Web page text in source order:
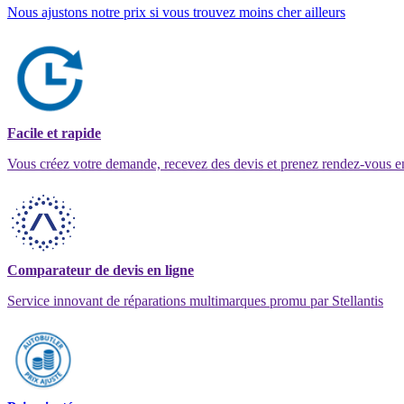
Nous ajustons notre prix si vous trouvez moins cher ailleurs
Facile et rapide
Vous créez votre demande, recevez des devis et prenez rendez-vous
Comparateur de devis en ligne
Service innovant de réparations multimarques promu par Stellantis